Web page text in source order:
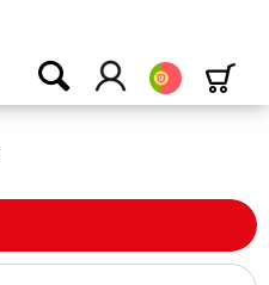
Português